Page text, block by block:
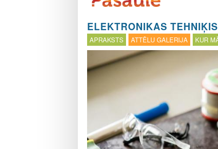
r
o
f
e
s
i
j
p
a
u
ELEKTRONIKAS TEHNIĶIS
APRAKSTS ATTĒLU GALERIJA KUR